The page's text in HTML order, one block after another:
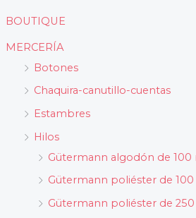
BOUTIQUE
MERCERÍA
Botones
Chaquira-canutillo-cuentas
Estambres
Hilos
Gütermann algodón de 100
Gütermann poliéster de
Gütermann poliéster de